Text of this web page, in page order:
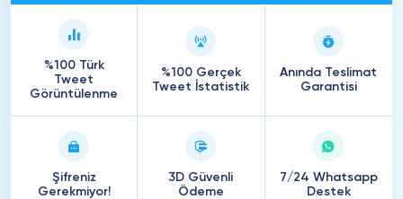
%100 Türk
Tweet
Görüntülenme
%100 Gerçek
Tweet İstatistik
Anında Teslimat
Garantisi
Şifreniz
Gerekmiyor!
3D Güvenli
Ödeme
7/24 Whatsapp
Destek